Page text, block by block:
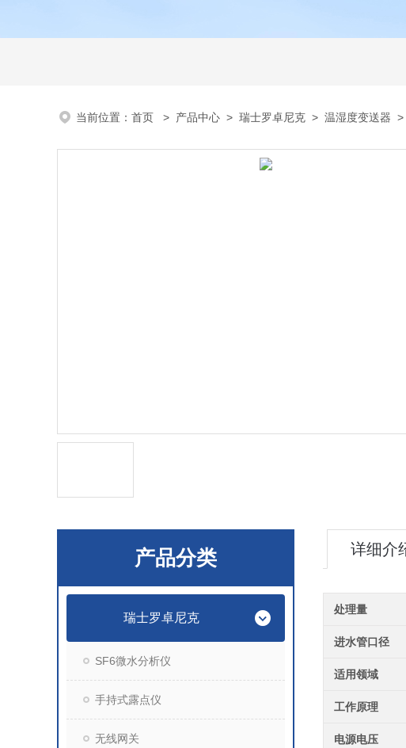
当前位置： 首页 > 产品中心 > 瑞士罗卓尼克 > 温湿度变送器 >
产品分类
瑞士罗卓尼克
SF6微水分析仪
手持式露点仪
无线网关
详细介
处理量
进水管口径
适用领域
工作原理
电源电压